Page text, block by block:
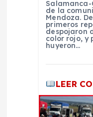
de la
Mendoza.
primeros
despojaron
color rojo, y
huyeron…
LEER